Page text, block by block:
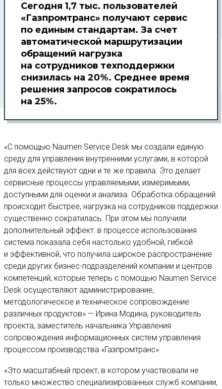
Сегодня 1,7 тыс. пользователей
«Газпромтранс» получают сервис
по единым стандартам. За счет
автоматической маршрутизации
обращений нагрузка
на сотрудников техподдержки
снизилась на 20%. Среднее время
решения запросов сократилось
на 25%.
«С помощью Naumen Service Desk мы создали единую
среду для управления внутренними услугами, в которой
для всех действуют одни и те же правила. Это делает
сервисные процессы управляемыми, измеримыми,
доступными для оценки и анализа. Обработка обращений
происходит быстрее, нагрузка на сотрудников поддержки
существенно сократилась. При этом мы получили
дополнительный эффект: в процессе использования
система показала себя настолько удобной, гибкой
и эффективной, что получила широкое распространение
среди других бизнес-подразделений компании и центров
компетенций, которые теперь с помощью Naumen Service
Desk осуществляют администрирование,
методологическое и техническое сопровождение
различных продуктов» — Ирина Модина, руководитель
проекта, заместитель начальника Управления
сопровождения информационных систем управления
процессом производства «Газпромтранс».
«Это масштабный проект, в котором участвовали не
только множество специализированных служб компании,